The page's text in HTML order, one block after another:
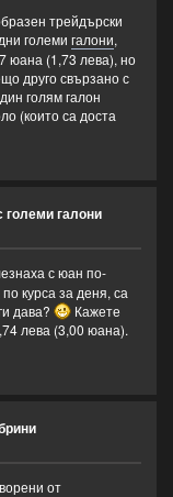
трейдърски
големигалони,
юана (1,73 лева), но
друго свързано с
голям галон
(които са доста
големи галони
с юан по-
курса за деня, са
дава?
Кажете
лева (3,00 юана).
от